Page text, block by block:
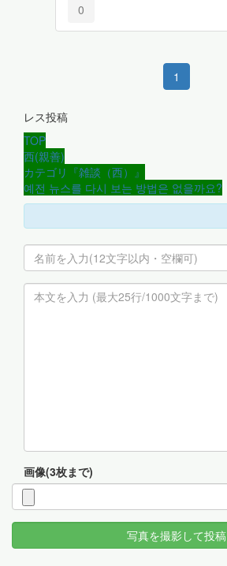
0
1
レス投稿
TOP
西(親善)
カテゴリ『雑談（西）』
예전 뉴스를 다시 보는 방법은 없을까요?
画像(3枚まで)
写真を撮影して投稿